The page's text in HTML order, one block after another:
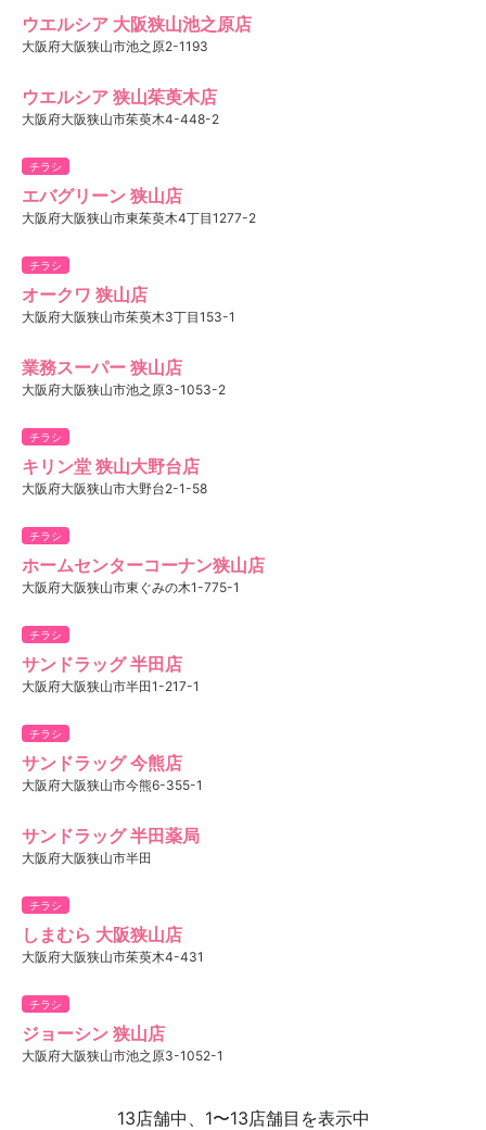
ウエルシア 大阪狭山池之原店
大阪府大阪狭山市池之原2-1193
ウエルシア 狭山茱萸木店
大阪府大阪狭山市茱萸木4-448-2
チラシ
エバグリーン 狭山店
大阪府大阪狭山市東茱萸木4丁目1277-2
チラシ
オークワ 狭山店
大阪府大阪狭山市茱萸木3丁目153-1
業務スーパー 狭山店
大阪府大阪狭山市池之原3-1053-2
チラシ
キリン堂 狭山大野台店
大阪府大阪狭山市大野台2-1-58
チラシ
ホームセンターコーナン狭山店
大阪府大阪狭山市東ぐみの木1-775-1
チラシ
サンドラッグ 半田店
大阪府大阪狭山市半田1-217-1
チラシ
サンドラッグ 今熊店
大阪府大阪狭山市今熊6-355-1
サンドラッグ 半田薬局
大阪府大阪狭山市半田
チラシ
しまむら 大阪狭山店
大阪府大阪狭山市茱萸木4-431
チラシ
ジョーシン 狭山店
大阪府大阪狭山市池之原3-1052-1
13店舗中、1〜13店舗目を表示中